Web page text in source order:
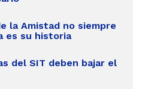
la Amistad no siempre
es su historia
del SIT deben bajar el